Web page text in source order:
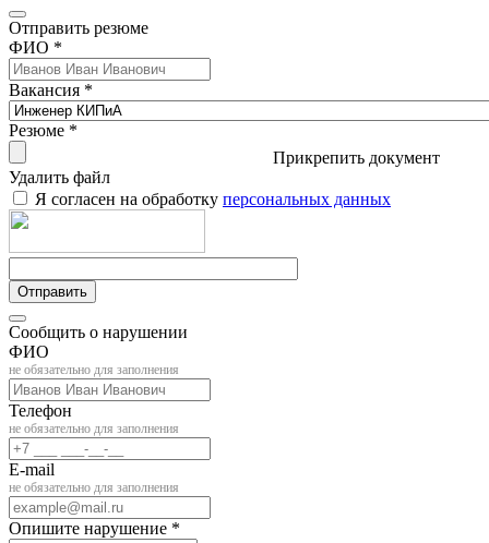
Отправить резюме
ФИО *
Вакансия *
Резюме *
Прикрепить документ
Удалить файл
Я согласен на обработку персональных данных
Отправить
Сообщить о нарушении
ФИО
не обязательно для заполнения
Телефон
не обязательно для заполнения
E-mail
не обязательно для заполнения
Опишите нарушение *